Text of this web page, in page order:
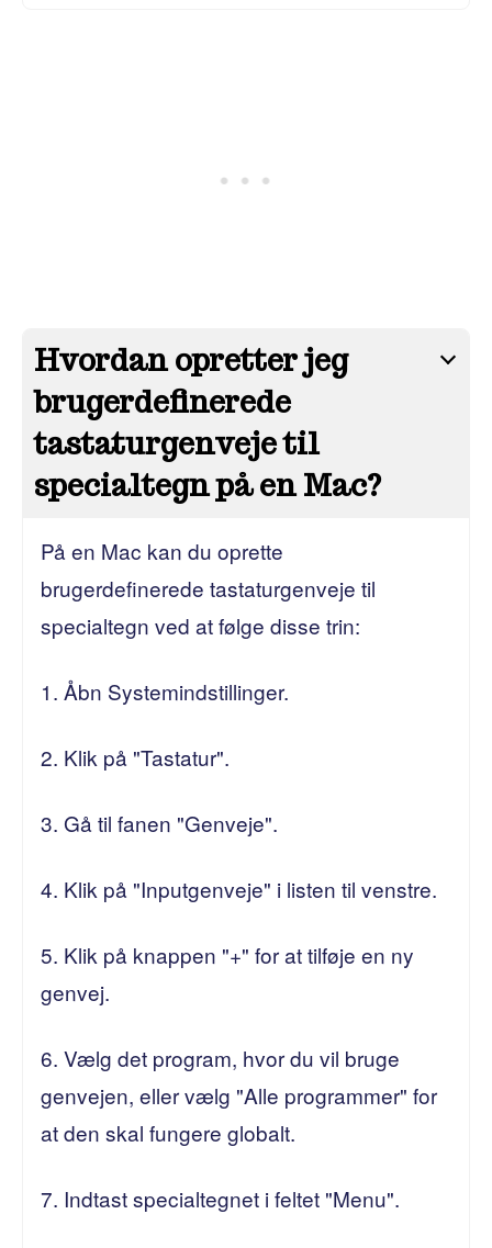
Hvordan opretter jeg
brugerdefinerede
tastaturgenveje til
specialtegn på en Mac?
På en Mac kan du oprette
brugerdefinerede tastaturgenveje til
specialtegn ved at følge disse trin:
1. Åbn Systemindstillinger.
2. Klik på "Tastatur".
3. Gå til fanen "Genveje".
4. Klik på "Inputgenveje" i listen til venstre.
5. Klik på knappen "+" for at tilføje en ny
genvej.
6. Vælg det program, hvor du vil bruge
genvejen, eller vælg "Alle programmer" for
at den skal fungere globalt.
7. Indtast specialtegnet i feltet "Menu".